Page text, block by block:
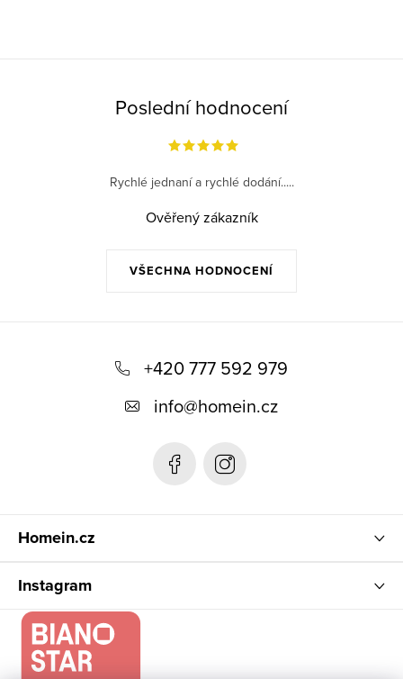
Poslední hodnocení
VŠECHNA HODNOCENÍ
Rychlé jednaní a rychlé dodání.....
Ověřený zákazník
+420 777 592 979
info@homein.cz
Homein.cz
Instagram